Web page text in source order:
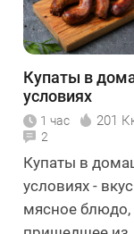
Купаты в
условиях
1 час 201
2
Купаты в
условиях -
мясное блюдо,